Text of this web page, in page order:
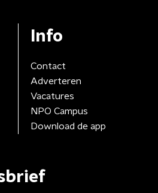
Info
Contact
Adverteren
Vacatures
NPO Campus
Download de app